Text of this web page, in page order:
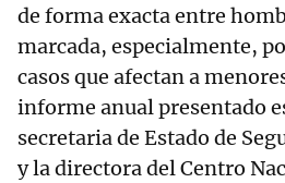
de forma exacta entre
marcada, especialmente,
casos que afectan a
informe anual presentado
secretaria de Estado de
y la directora del Centro